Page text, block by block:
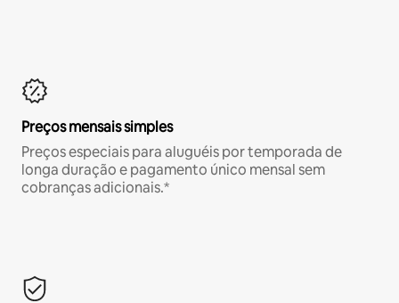
Preços mensais simples
Preços especiais para aluguéis por temporada de
longa duração e pagamento único mensal sem
cobranças adicionais.*